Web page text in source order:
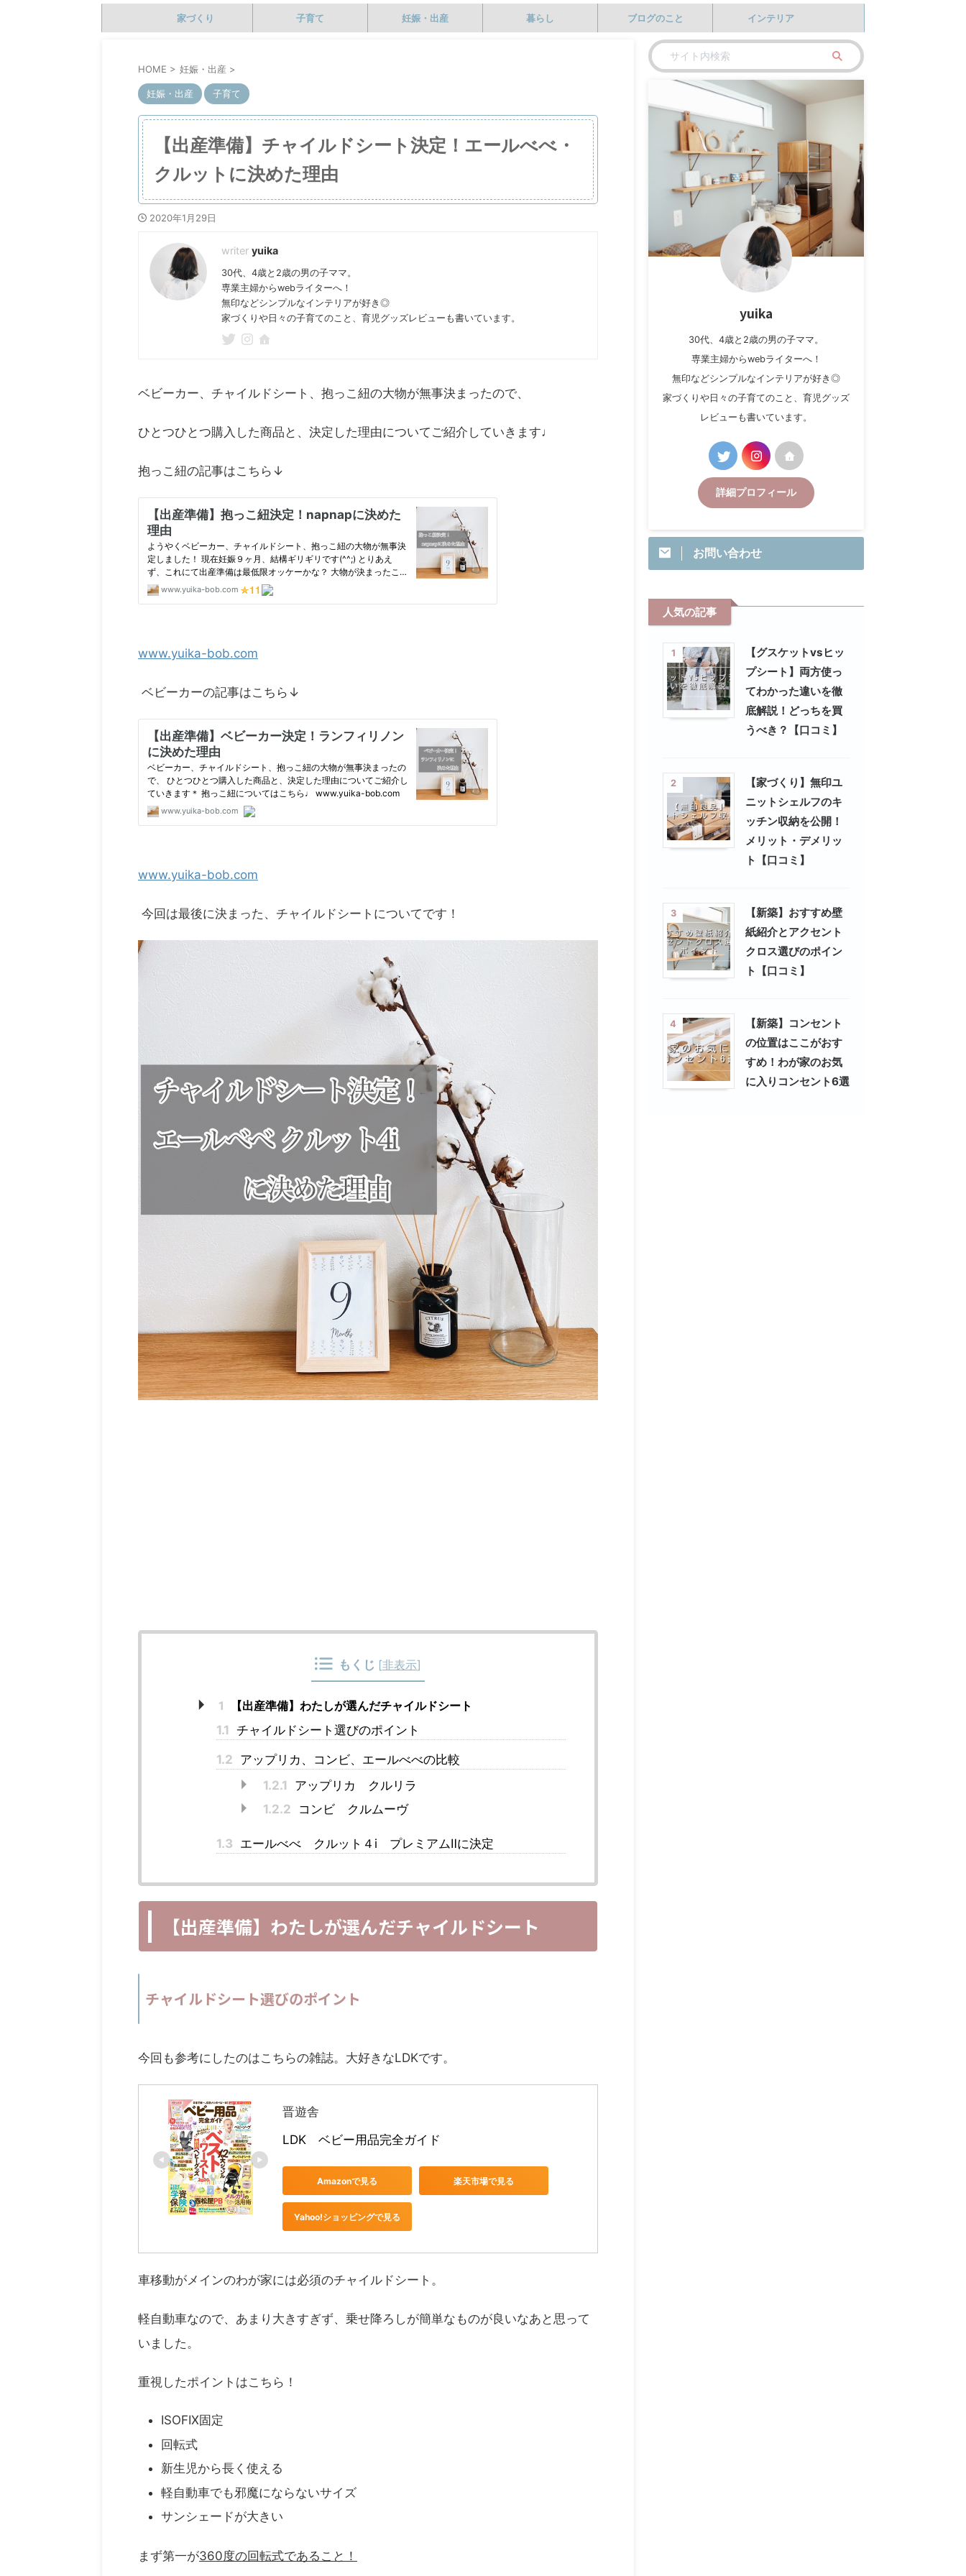
家づくり 子育て 妊娠・出産 暮らし ブログのこと インテリア
HOME > 妊娠・出産 >
妊娠・出産 子育て
【出産準備】チャイルドシート決定！エールべべ・
クルットに決めた理由
2020年1月29日
yuika
30代、4歳と2歳の男の子ママ。
専業主婦からwebライターへ！
無印などシンプルなインテリアが好き◎
家づくりや日々の子育てのこと、育児グッズレビューも書いています。
ベビーカー、チャイルドシート、抱っこ紐の大物が無事決まったので、
ひとつひとつ購入した商品と、決定した理由についてご紹介していきます♩
抱っこ紐の記事はこちら↓
www.yuika-bob.com
ベビーカーの記事はこちら↓
www.yuika-bob.com
今回は最後に決まった、チャイルドシートについてです！
もくじ [非表示]
1
【出産準備】わたしが選んだチャイルドシート
1.1
チャイルドシート選びのポイント
1.2 アップリカ、コンビ、エールべべの比較
1.2.1
アップリカ クルリラ
1.2.2
コンビ クルムーヴ
1.3 エールべべ クルット４i プレミアムⅡに決定
【出産準備】わたしが選んだチャイルドシート
チャイルドシート選びのポイント
今回も参考にしたのはこちらの雑誌。大好きなLDKです。
晋遊舎
LDK　ベビー用品完全ガイド
Amazonで見る 楽天市場で見る
Yahoo!ショッピングで見る
車移動がメインのわが家には必須のチャイルドシート。
軽自動車なので、あまり大きすぎず、乗せ降ろしが簡単なものが良いなあと思って
いました。
重視したポイントはこちら！
ISOFIX固定
回転式
新生児から長く使える
軽自動車でも邪魔にならないサイズ
サンシェードが大きい
まず第一が360度の回転式であること！
yuika
30代、4歳と2歳の男の子ママ。
専業主婦からwebライターへ！
無印などシンプルなインテリアが好き◎
家づくりや日々の子育てのこと、育児グッズ
レビューも書いています。
詳細プロフィール
お問い合わせ
人気の記事
1
【グスケットvsヒッ
プシート】両方使っ
てわかった違いを徹
底解説！どっちを買
うべき？【口コミ】
2
【家づくり】無印ユ
ニットシェルフのキ
ッチン収納を公開！
メリット・デメリッ
ト【口コミ】
3
【新築】おすすめ壁
紙紹介とアクセント
クロス選びのポイン
ト【口コミ】
4
【新築】コンセント
の位置はここがおす
すめ！わが家のお気
に入りコンセント6選